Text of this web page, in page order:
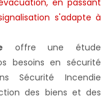
offre une étude
besoins en sécurité
Sécurité Incendie
des biens et des